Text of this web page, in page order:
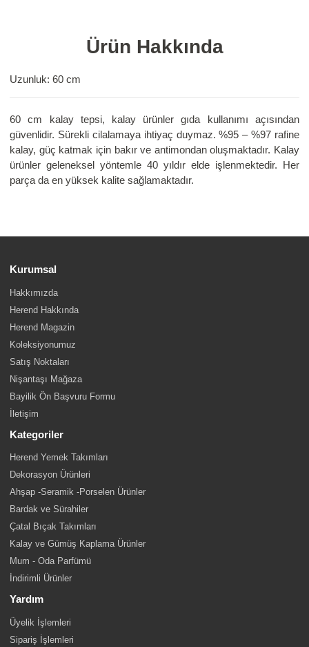
Ürün Hakkında
Uzunluk: 60 cm
60 cm kalay tepsi, kalay ürünler gıda kullanımı açısından
güvenlidir. Sürekli cilalamaya ihtiyaç duymaz. %95 – %97 rafine
kalay, güç katmak için bakır ve antimondan oluşmaktadır. Kalay
ürünler geleneksel yöntemle 40 yıldır elde işlenmektedir. Her
parça da en yüksek kalite sağlamaktadır.
Kurumsal
Hakkımızda
Herend Hakkında
Herend Magazin
Koleksiyonumuz
Satış Noktaları
Nişantaşı Mağaza
Bayilik Ön Başvuru Formu
İletişim
Kategoriler
Herend Yemek Takımları
Dekorasyon Ürünleri
Ahşap -Seramik -Porselen Ürünler
Bardak ve Sürahiler
Çatal Bıçak Takımları
Kalay ve Gümüş Kaplama Ürünler
Mum - Oda Parfümü
İndirimli Ürünler
Yardım
Üyelik İşlemleri
Sipariş İşlemleri